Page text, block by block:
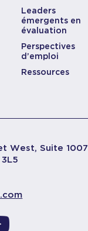
Leaders
émergents en
évaluation
Perspectives
d’emploi
Ressources
West, Suite 1007